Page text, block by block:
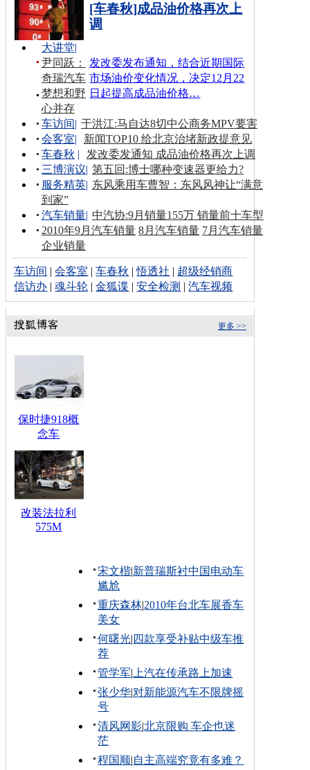
[车春秋]成品油价格再次上
调
发改委发布通知，结合近期国际
市场油价变化情况，决定12月22
日起提高成品油价格…
大讲堂|
尹同跃：
奇瑞汽车
梦想和野
心并存
车访间| 于洪江:马自达8切中公商务MPV要害
会客室|
新闻TOP10 给北京治堵新政提意见
车春秋 |
发改委发通知 成品油价格再次上调
三博演议| 第五回:博士哪种变速器更给力?
服务精英| 东风乘用车曹智：东风风神让“满意
到家”
汽车销量| 中汽协:9月销量155万 销量前十车型
2010年9月汽车销量 8月汽车销量 7月汽车销量
企业销量
车访间 |会客室 |车春秋 |悟透社 | 超级经销商
信访办 |魂斗轮 |金狐谍 |安全检测 |汽车视频
更多 >>
保时捷918概
念车
改装法拉利
575M
宋文楷|新普瑞斯衬中国电动车
尴尬
重庆森林|2010年台北车展香车
美女
何曙光| 四款享受补贴中级车推
荐
管学军| 上汽在传承路上加速
张少华|对新能源汽车不限牌摇
号
清风网影|北京限购 车企也迷
茫
程国顺|自主高端究竟有多难？